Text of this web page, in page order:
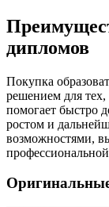
дипломов
Покупка
решением для тех,
помогает быстро
ростом и
возможностями,